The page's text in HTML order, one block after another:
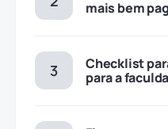
mais bem
Checklist
para a